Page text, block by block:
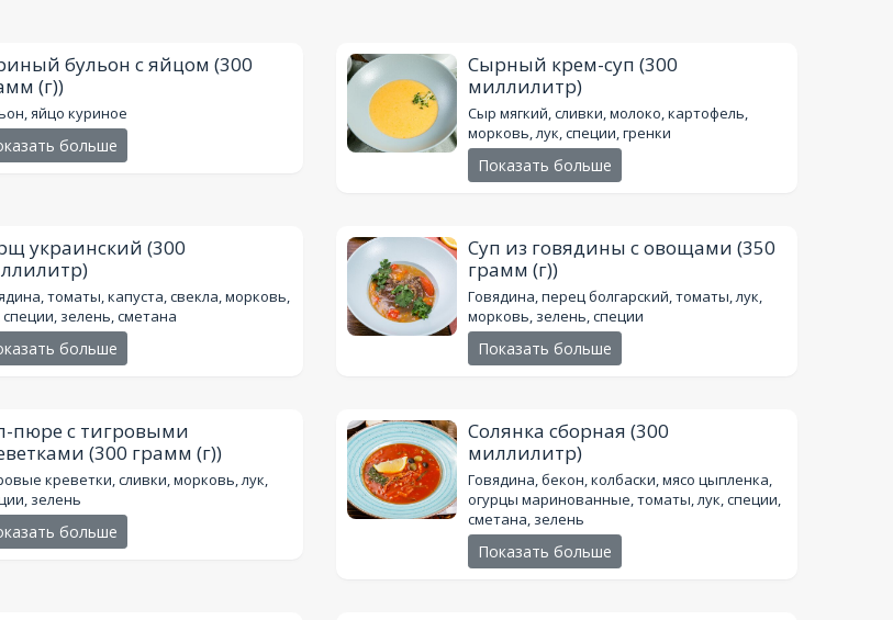
бульон с яйцом (300
(г))
яйцо куриное
больше
Сырный крем-суп (300
миллилитр)
Сыр мягкий, сливки, молоко, картофель,
морковь, лук, специи, гренки
Показать больше
украинский (300
томаты, капуста, свекла, морковь,
специи, зелень, сметана
больше
Суп из говядины с овощами (350
грамм (г))
Говядина, перец болгарский, томаты, лук,
морковь, зелень, специи
Показать больше
пюре с тигровыми
(300 грамм (г))
креветки, сливки, морковь, лук,
зелень
больше
Солянка сборная (300
миллилитр)
Говядина, бекон, колбаски, мясо цыпленка,
огурцы маринованные, томаты, лук, специи,
сметана, зелень
Показать больше